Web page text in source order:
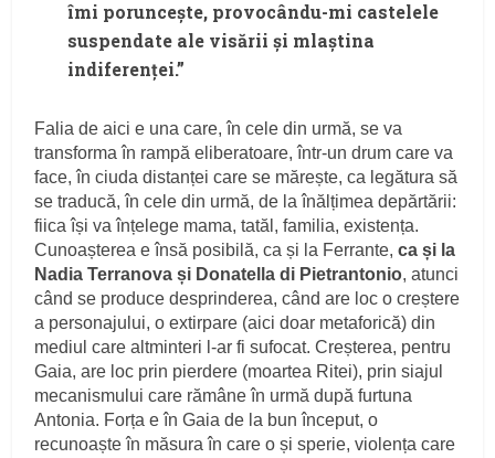
îmi poruncește, provocându-mi castelele
suspendate ale visării și mlaștina
indiferenței.”
Falia de aici e una care, în cele din urmă, se va
transforma în rampă eliberatoare, într-un drum care va
face, în ciuda distanței care se mărește, ca legătura să
se traducă, în cele din urmă, de la înălțimea depărtării:
fiica își va înțelege mama, tatăl, familia, existența.
Cunoașterea e însă posibilă, ca și la Ferrante,ca și la
Nadia Terranova și Donatella di Pietrantonio, atunci
când se produce desprinderea, când are loc o creștere
a personajului, o extirpare (aici doar metaforică) din
mediul care altminteri l-ar fi sufocat. Creșterea, pentru
Gaia, are loc prin pierdere (moartea Ritei), prin siajul
mecanismului care rămâne în urmă după furtuna
Antonia. Forța e în Gaia de la bun început, o
recunoaște în măsura în care o și sperie, violența care